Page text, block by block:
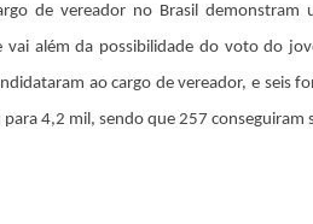
de vereador no Brasil demonstram
vai além da possibilidade do voto do
ao cargo de vereador, e seis
4,2 mil, sendo que 257 conseguiram